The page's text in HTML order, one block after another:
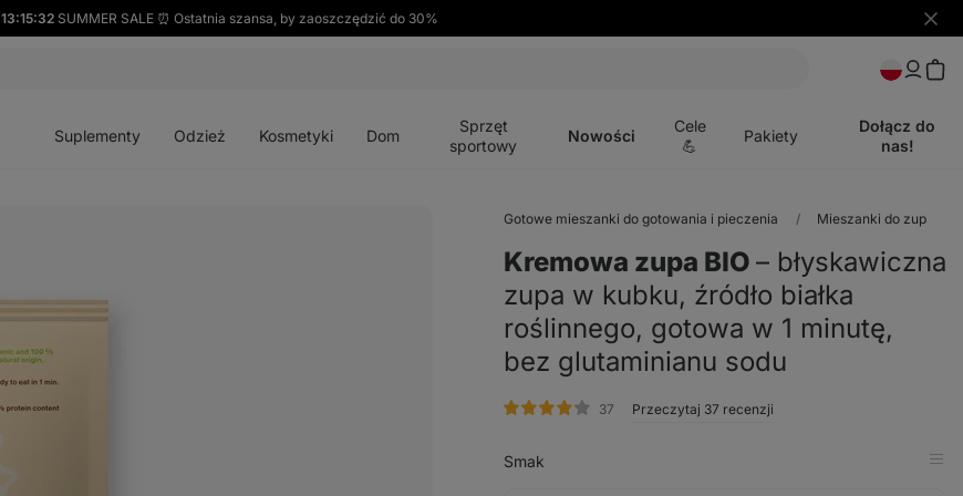
13:15:31SUMMER SALE ⏰ Ostatnia szansa, by zaoszczędzić do 30%
Ukryj
Suplementy Odzież Kosmetyki Dom
Sprzęt
sportowy
Nowości
Cele
💪
menu
Pakiety
Dołącz do
nas!
Gotowe mieszanki do gotowania i pieczenia Mieszanki do zup
Kremowa zupa BIO ⁠–⁠ błyskawiczna
zupa w kubku, źródło białka
roślinnego, gotowa w 1 minutę,
bez glutaminianu sodu
37 ocena
Przeczytaj 37 recenzji
Smak